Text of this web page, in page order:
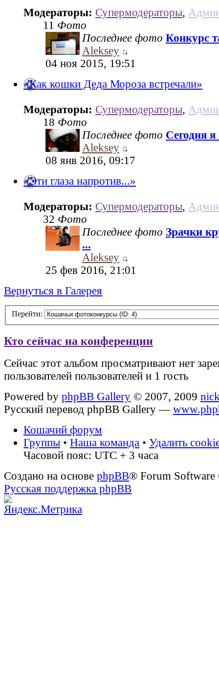
Модераторы: Супермодераторы,
11 Фото
Последнее фото Конкурс
Aleksey
04 ноя 2015, 19:51
«Как кошки Деда Мороза встречали»
Модераторы: Супермодераторы,
18 Фото
Последнее фото Сегодня
Aleksey
08 янв 2016, 09:17
«Эти глаза напротив...»
Модераторы: Супермодераторы,
32 Фото
Последнее фото Зрачки
...
Aleksey
25 фев 2016, 21:01
Вернуться в Галерея
Перейти:
Кто сейчас на конференции
Сейчас этот альбом просматривают нет
пользователей пользователей и 1 гость
Powered by phpBB Gallery © 2007, 2009
Русский перевод phpBB Gallery —
Кошачий форум
Группы • Наша команда • Удалить
Часовой пояс: UTC + 3 часа
Создано на основе phpBB® Forum
Русская поддержка phpBB